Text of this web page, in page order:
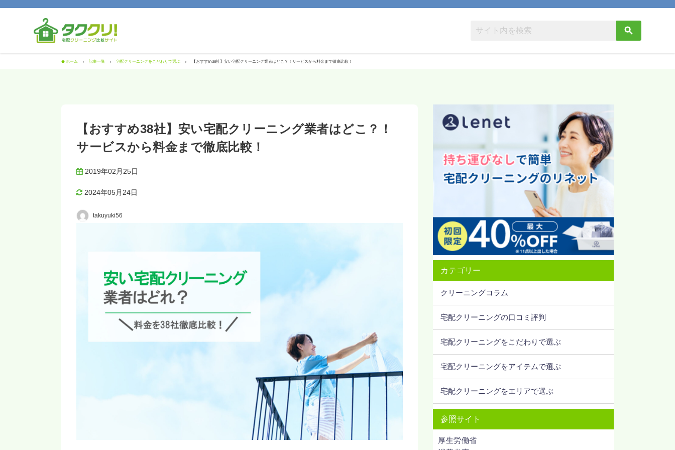
ホーム 記事一覧 宅配クリーニングをこだわりで選ぶ 【おすすめ38社】安い宅配クリーニング業者はどこ？！サービスから料金まで徹底比較！
【おすすめ38社】安い宅配クリーニング業者はどこ？！
サービスから料金まで徹底比較！
2019年02月25日
2024年05月24日
takuyuki56
カテゴリー
クリーニングコラム
宅配クリーニングの口コミ評判
宅配クリーニングをこだわりで選ぶ
宅配クリーニングをアイテムで選ぶ
宅配クリーニングをエリアで選ぶ
参照サイト
厚生労働省